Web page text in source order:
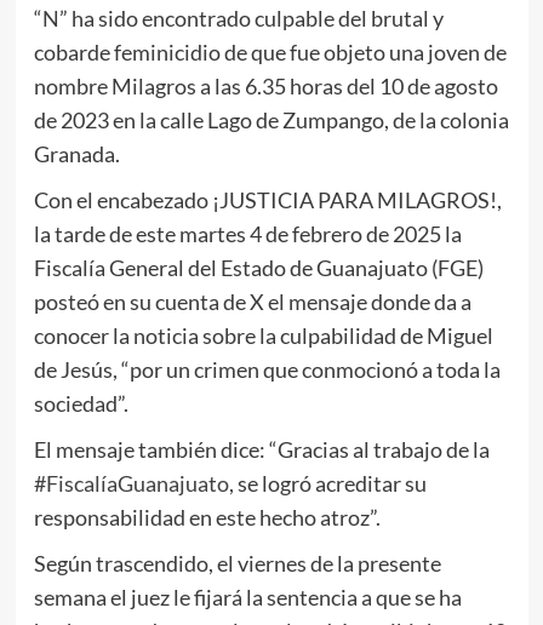
“N” ha sido encontrado culpable del brutal y
cobarde feminicidio de que fue objeto una joven de
nombre Milagros a las 6.35 horas del 10 de agosto
de 2023 en la calle Lago de Zumpango, de la colonia
Granada.
Con el encabezado ¡JUSTICIA PARA MILAGROS!,
la tarde de este martes 4 de febrero de 2025 la
Fiscalía General del Estado de Guanajuato (FGE)
posteó en su cuenta de X el mensaje donde da a
conocer la noticia sobre la culpabilidad de Miguel
de Jesús, “por un crimen que conmocionó a toda la
sociedad”.
El mensaje también dice: “Gracias al trabajo de la
#FiscalíaGuanajuato, se logró acreditar su
responsabilidad en este hecho atroz”.
Según trascendido, el viernes de la presente
semana el juez le fijará la sentencia a que se ha